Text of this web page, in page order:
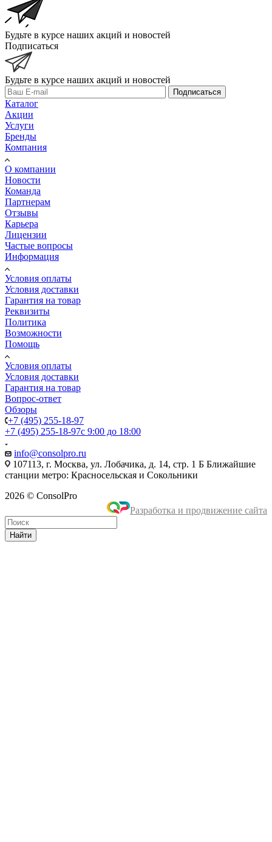
Будьте в курсе наших акций и новостей
Подписаться
Будьте в курсе наших акций и новостей
Подписаться
Каталог
Акции
Услуги
Бренды
Компания
О компании
Новости
Команда
Партнерам
Отзывы
Карьера
Лицензии
Частые вопросы
Информация
Условия оплаты
Условия доставки
Гарантия на товар
Реквизиты
Политика
Возможности
Помощь
Условия оплаты
Условия доставки
Гарантия на товар
Вопрос-ответ
Обзоры
+7 (495) 255-18-97
+7 (495) 255-18-97с 9:00 до 18:00
info@consolpro.ru
107113, г. Москва, ул. Лобачика, д. 14, стр. 1 Б Ближайшие
станции метро: Красносельская и Сокольники
2026 © ConsolPro
Разработка и продвижение сайта
Найти